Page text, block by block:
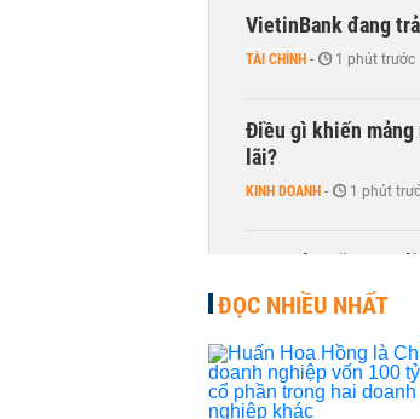
VietinBank đang
TÀI CHÍNH - 1 phút trước
Điều gì khiến mảng
lãi?
KINH DOANH - 1 phút
Quy mô quỹ PYN
CHỨNG KHOÁN - 1 phút
ĐỌC NHIỀU NHẤT